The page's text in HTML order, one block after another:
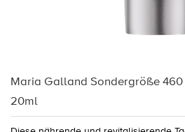
Maria Galland Sondergröße 460
20ml